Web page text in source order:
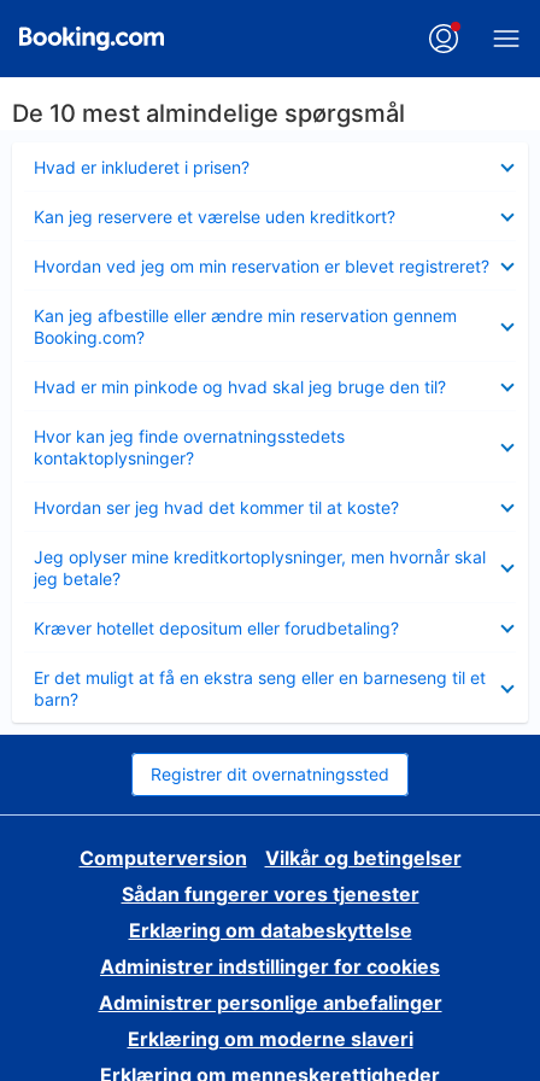
De 10 mest almindelige spørgsmål
Hvad er inkluderet i prisen?
Kan jeg reservere et værelse uden kreditkort?
Hvordan ved jeg om min reservation er blevet registreret?
Kan jeg afbestille eller ændre min reservation gennem
Booking.com?
Hvad er min pinkode og hvad skal jeg bruge den til?
Hvor kan jeg finde overnatningsstedets
kontaktoplysninger?
Hvordan ser jeg hvad det kommer til at koste?
Jeg oplyser mine kreditkortoplysninger, men hvornår skal
jeg betale?
Kræver hotellet depositum eller forudbetaling?
Er det muligt at få en ekstra seng eller en barneseng til et
barn?
Registrer dit overnatningssted
Computerversion
Vilkår og betingelser
Sådan fungerer vores tjenester
Erklæring om databeskyttelse
Administrer indstillinger for cookies
Administrer personlige anbefalinger
Erklæring om moderne slaveri
Erklæring om menneskerettigheder